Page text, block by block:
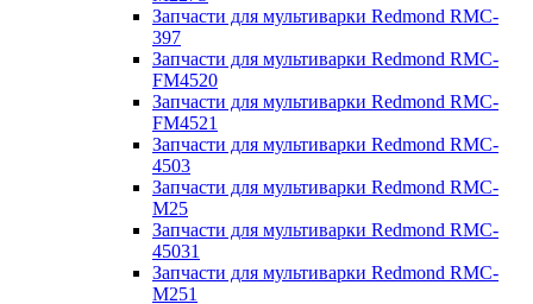
Запчасти для мультиварки Redmond RMC-
397
Запчасти для мультиварки Redmond RMC-
FM4520
Запчасти для мультиварки Redmond RMC-
FM4521
Запчасти для мультиварки Redmond RMC-
4503
Запчасти для мультиварки Redmond RMC-
M25
Запчасти для мультиварки Redmond RMC-
45031
Запчасти для мультиварки Redmond RMC-
M251